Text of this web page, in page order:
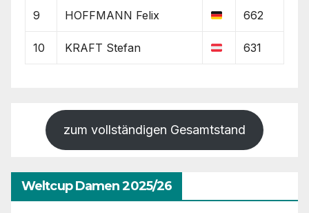
9 HOFFMANN Felix 662
10 KRAFT Stefan 631
zum vollständigen Gesamtstand
Weltcup Damen 2025/26